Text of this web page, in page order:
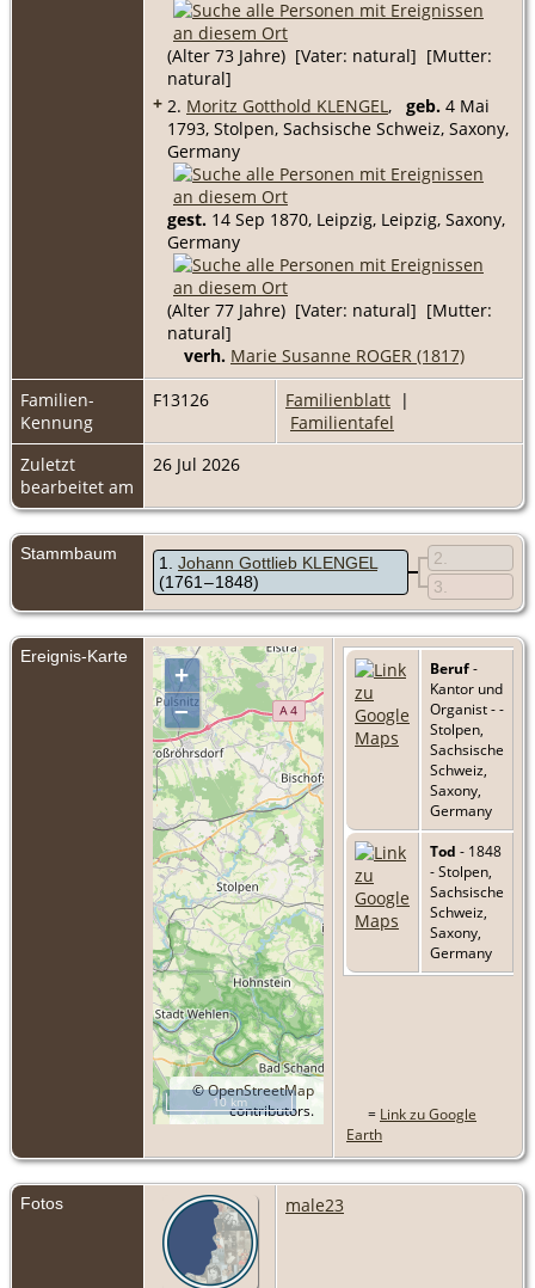
(Alter 73 Jahre) [Vater: natural] [Mutter:
natural]
+ 2. Moritz Gotthold KLENGEL , geb. 4 Mai
1793, Stolpen, Sachsische Schweiz, Saxony,
Germany
gest. 14 Sep 1870, Leipzig, Leipzig, Saxony,
Germany
(Alter 77 Jahre) [Vater: natural] [Mutter:
natural]
verh. Marie Susanne ROGER (1817)
Familien-
Kennung
F13126 Familienblatt |
Familientafel
Zuletzt
bearbeitet am
26 Jul 2026
Stammbaum 1
Johann Gottlieb KLENGEL
(1761 – 1848)
2
3
Ereignis-Karte
+
–
©OpenStreetMap
contributors.
10 km
Beruf-
Kantor und
Organist - -
Stolpen,
Sachsische
Schweiz,
Saxony,
Germany
Tod - 1848
- Stolpen,
Sachsische
Schweiz,
Saxony,
Germany
= Link zu Google
Earth
Fotos male23